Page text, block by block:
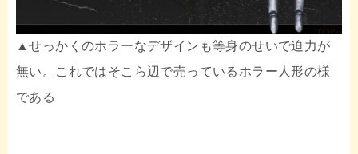
▲せっかくのホラーなデザインも等身のせいで迫力が
無い。これではそこら辺で売っているホラー人形の様
である